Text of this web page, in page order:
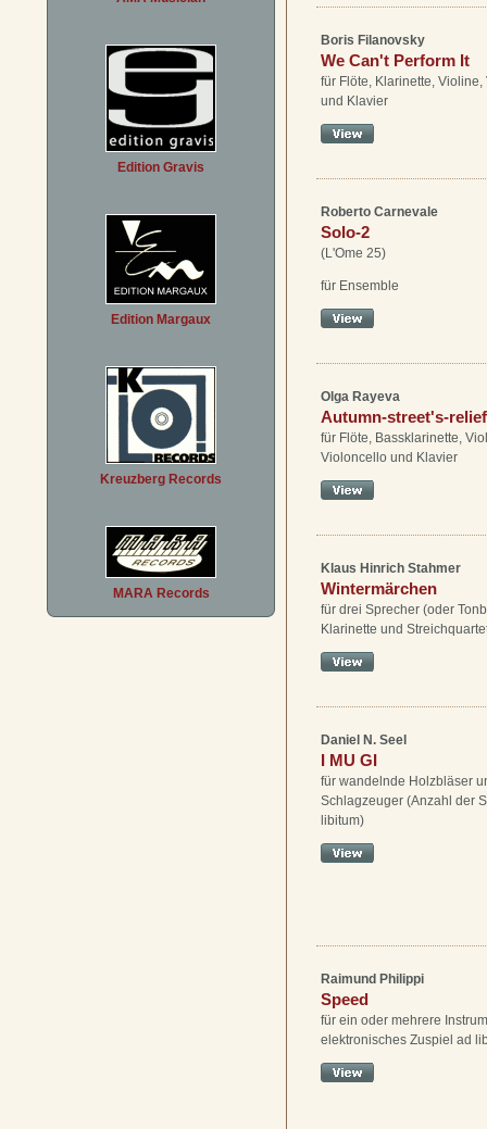
Edition Gravis
Edition Margaux
Kreuzberg Records
MARA Records
Boris Filanovsky
We Can't Perform It
für Flöte, Klarinette,
und Klavier
Roberto Carnevale
Solo-2
(L'Ome 25)
für Ensemble
Olga Rayeva
Autumn-street's-relief
für Flöte, Bassklarinette,
Violoncello und Klavier
Klaus Hinrich Stahmer
Wintermärchen
für drei Sprecher (oder
Klarinette und
Daniel N. Seel
I MU GI
für wandelnde Holzbläser
Schlagzeuger (Anzahl der
libitum)
Raimund Philippi
Speed
für ein oder mehrere
elektronisches Zuspiel ad